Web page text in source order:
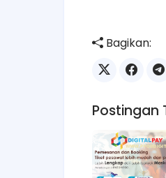
Bagikan:
Postingan